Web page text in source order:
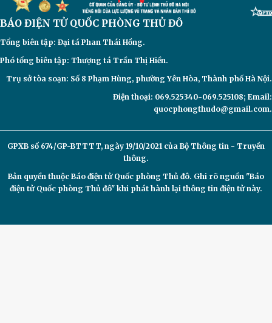
BÁO ĐIỆN TỬQUỐC PHÒNG THỦ ĐÔ
Tổng biên tập: Đại tá Phan Thái Hồng.
Phó tổng biên tập: Thượng tá Trần Thị Hiền.
Trụ sở tòa soạn: Số 8 Phạm Hùng, phường Yên Hòa, Thành phố Hà Nội.
Điện thoại: 069.525340-069.525108; Email:
quocphongthudo@gmail.com.
GPXB số 674/GP-BTTTT, ngày 19/10/2021 của Bộ Thông tin - Truyền
thông.
Bản quyền thuộc Báo điện tửQuốc phòng Thủ đô. Ghi rõ nguồn "Báo
điện tử Quốc phòng Thủ đô" khi phát hành lại thông tin điện tử này.